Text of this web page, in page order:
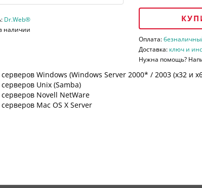
Dr.Web®
наличии
Оплата:
Доставка: ключ и
Нужна помощь?
Windows (Windows Server 2000* / 2003 (х32 и
Unix (Samba)
Novell NetWare
Mac OS X Server